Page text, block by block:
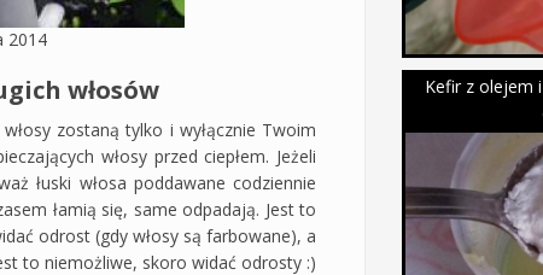
2014
włosów
zostaną tylko i wyłącznie Twoim
włosy przed ciepłem. Jeżeli
łuski włosa poddawane codziennie
łamią się, same odpadają. Jest to
odrost (gdy włosy są farbowane), a
to niemożliwe, skoro widać odrosty :)
Kefir z olejem